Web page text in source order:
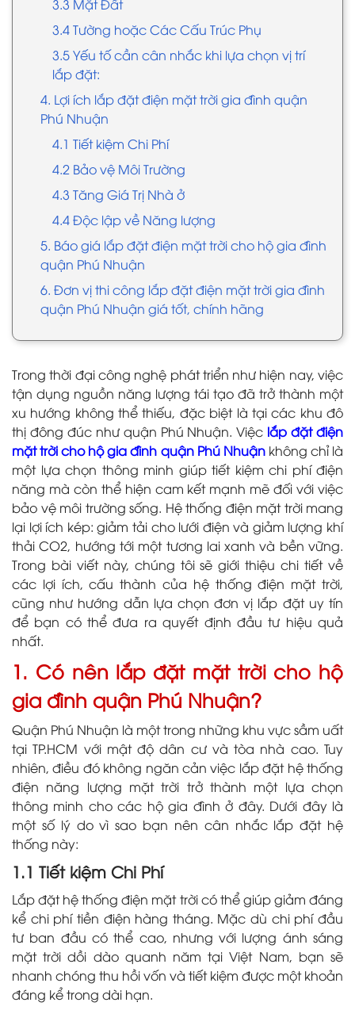
3.3 Mặt Đất
3.4 Tường hoặc Các Cấu Trúc Phụ
3.5 Yếu tố cần cân nhắc khi lựa chọn vị trí
lắp đặt:
4. Lợi ích lắp đặt điện mặt trời gia đình quận
Phú Nhuận
4.1 Tiết kiệm Chi Phí
4.2 Bảo vệ Môi Trường
4.3 Tăng Giá Trị Nhà ở
4.4 Độc lập về Năng lượng
5. Báo giá lắp đặt điện mặt trời cho hộ gia đình
quận Phú Nhuận
6. Đơn vị thi công lắp đặt điện mặt trời gia đình
quận Phú Nhuận giá tốt, chính hãng
Trong thời đại công nghệ phát triển như hiện nay, việc
tận dụng nguồn năng lượng tái tạo đã trở thành một
xu hướng không thể thiếu, đặc biệt là tại các khu đô
thị đông đúc như quận Phú Nhuận. Việc lắp đặt điện
mặt trời cho hộ gia đình quận Phú Nhuậnkhông chỉ là
một lựa chọn thông minh giúp tiết kiệm chi phí điện
năng mà còn thể hiện cam kết mạnh mẽ đối với việc
bảo vệ môi trường sống. Hệ thống điện mặt trời mang
lại lợi ích kép: giảm tải cho lưới điện và giảm lượng khí
thải CO2, hướng tới một tương lai xanh và bền vững.
Trong bài viết này, chúng tôi sẽ giới thiệu chi tiết về
các lợi ích, cấu thành của hệ thống điện mặt trời,
cũng như hướng dẫn lựa chọn đơn vị lắp đặt uy tín
để bạn có thể đưa ra quyết định đầu tư hiệu quả
nhất.
1. Có nên lắp đặt mặt trời cho hộ
gia đình quận Phú Nhuận?
Quận Phú Nhuận là một trong những khu vực sầm uất
tại TP.HCM với mật độ dân cư và tòa nhà cao. Tuy
nhiên, điều đó không ngăn cản việc lắp đặt hệ thống
điện năng lượng mặt trời trở thành một lựa chọn
thông minh cho các hộ gia đình ở đây. Dưới đây là
một số lý do vì sao bạn nên cân nhắc lắp đặt hệ
thống này:
1.1 Tiết kiệm Chi Phí
Lắp đặt hệ thống điện mặt trời có thể giúp giảm đáng
kể chi phí tiền điện hàng tháng. Mặc dù chi phí đầu
tư ban đầu có thể cao, nhưng với lượng ánh sáng
mặt trời dồi dào quanh năm tại Việt Nam, bạn sẽ
nhanh chóng thu hồi vốn và tiết kiệm được một khoản
đáng kể trong dài hạn.